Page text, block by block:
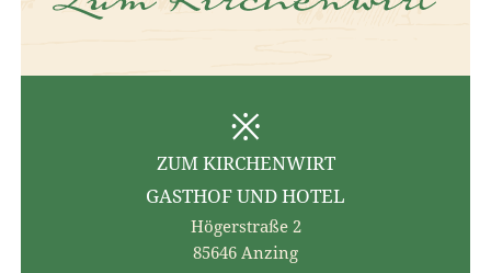
ZUM KIRCHENWIRT
GASTHOF UND HOTEL
Högerstraße 2
85646 Anzing